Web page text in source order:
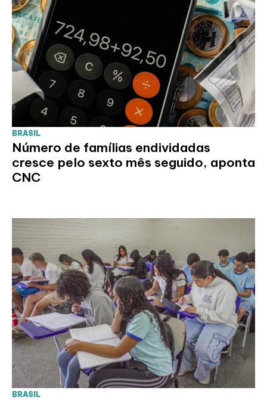
BRASIL
Número de famílias endividadas
cresce pelo sexto mês seguido, aponta
CNC
BRASIL